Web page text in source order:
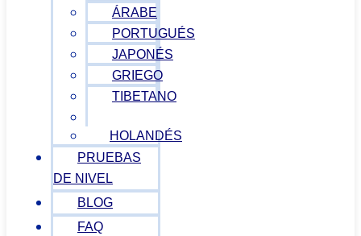
ÁRABE
PORTUGUÉS
JAPONÉS
GRIEGO
TIBETANO
HOLANDÉS
PRUEBAS
DE NIVEL
BLOG
FAQ